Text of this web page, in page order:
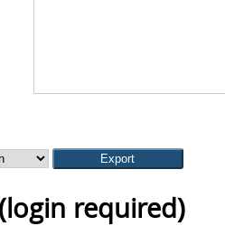
required)